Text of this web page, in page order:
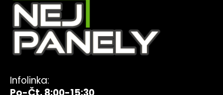
Infolinka: